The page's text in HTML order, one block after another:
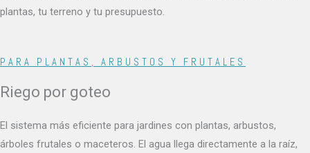
plantas, tu terreno y tu presupuesto.
PARA PLANTAS, ARBUSTOS Y FRUTALES
Riego por goteo
El sistema más eficiente para jardines con plantas, arbustos,
árboles frutales o maceteros. El agua llega directamente a la raíz,